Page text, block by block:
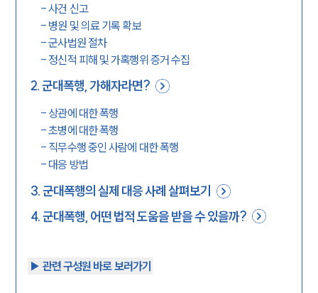
-사건 신고
- 병원 및 의료 기록 확보
-군사법원 절차
- 정신적 피해 및 가혹행위 증거 수집
2.군대폭행, 가해자라면?
- 상관에 대한 폭행
-초병에 대한 폭행
- 직무수행 중인 사람에 대한 폭행
- 대응 방법
3.군대폭행의 실제 대응 사례 살펴보기
4.군대폭행, 어떤 법적 도움을 받을 수 있을까?
▶︎ 관련 구성원 바로 보러가기